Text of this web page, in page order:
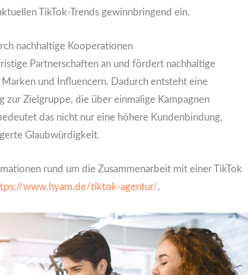
TikTok-Trends gewinnbringend ein.
nachhaltige Kooperationen
Partnerschaften an und fördert nachhaltige
und Influencern. Dadurch entsteht eine
zur Zielgruppe, die über einmalige Kampagnen
das nicht nur eine höhere Kundenbindung,
Glaubwürdigkeit.
rund um die Zusammenarbeit mit einer TikTok
www.hyam.de/tiktok-agentur/.